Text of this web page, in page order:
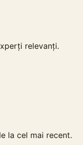
relevanți.
la cel mai recent.